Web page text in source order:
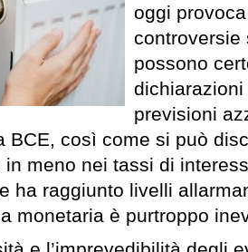
oggi
controversie
possono
previsioni
BCE, così come si può
meno nei tassi di
ha raggiunto livelli
monetaria è purtroppo